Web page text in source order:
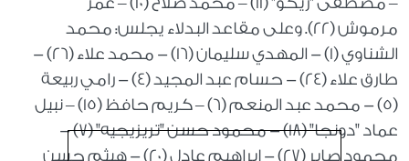
مرموش (22). وعلى مقاعد البدلاء يجلس: محمد
الشناوي (1) - المهدي سليمان (16) - محمد علاء (26) -
طارق علاء (24) - حسام عبد المجيد (4) - رامي ربيعة
(5) - محمد عبد المنعم (6) – كريم حافظ (15) – نبيل
عماد "دونجا" (18) - محمود حسن "تريزيجيه" (7) -
محمود صابر (27) - إبراهيم عادل (20) - هيثم حسن